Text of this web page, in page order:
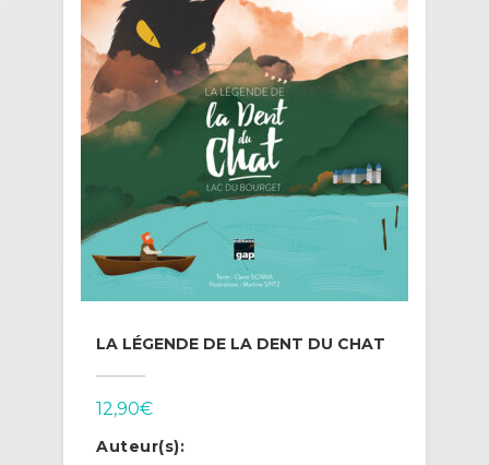
LA LÉGENDE DE LA DENT DU CHAT
12,90€
Auteur(s):